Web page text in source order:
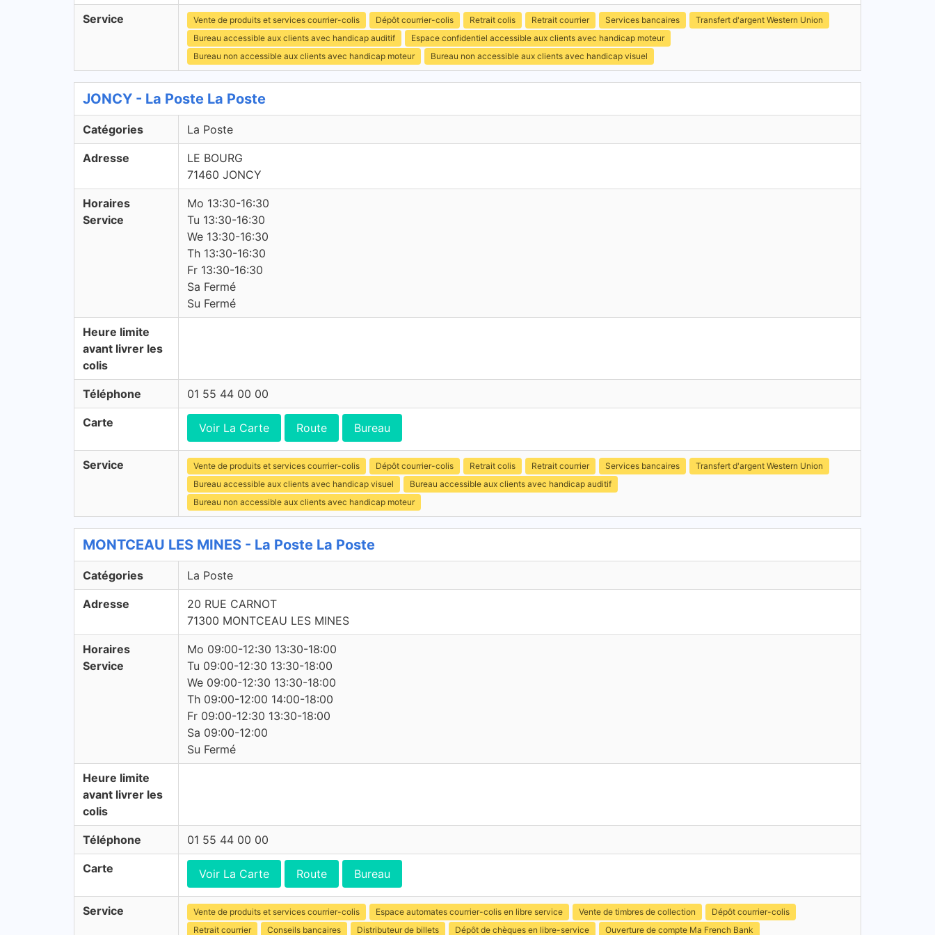
Service Vente de produits et services courrier-colis Dépôt courrier-colis Retrait colis Retrait courrier Services bancaires
Transfert d'argent Western Union
Bureau accessible aux clients avec handicap auditif
Espace confidentiel accessible aux clients avec handicap moteur
Bureau non accessible aux clients avec handicap moteur
Bureau non accessible aux clients avec handicap visuel
JONCY - La Poste La Poste
Catégories La Poste
Adresse
LE BOURG
71460 JONCY
Horaires
Service
Mo 13:30-16:30
Tu 13:30-16:30
We 13:30-16:30
Th 13:30-16:30
Fr 13:30-16:30
Sa Fermé
Su Fermé
Heure limite
avant livrer les
colis
Téléphone 01 55 44 00 00
Carte Voir La Carte Route Bureau
Service Vente de produits et services courrier-colis Dépôt courrier-colis Retrait colis Retrait courrier Services bancaires
Transfert d'argent Western Union
Bureau accessible aux clients avec handicap visuel
Bureau accessible aux clients avec handicap auditif
Bureau non accessible aux clients avec handicap moteur
MONTCEAU LES MINES - La Poste La Poste
Catégories La Poste
Adresse
20 RUE CARNOT
71300 MONTCEAU LES MINES
Horaires
Service
Mo 09:00-12:30 13:30-18:00
Tu 09:00-12:30 13:30-18:00
We 09:00-12:30 13:30-18:00
Th 09:00-12:00 14:00-18:00
Fr 09:00-12:30 13:30-18:00
Sa 09:00-12:00
Su Fermé
Heure limite
avant livrer les
colis
Téléphone 01 55 44 00 00
Carte Voir La Carte Route Bureau
Service Vente de produits et services courrier-colis Espace automates courrier-colis en libre service Vente de timbres de collection
Dépôt courrier-colis
Retrait courrier
Conseils bancaires Distributeur de billets Dépôt de chèques en libre-service Ouverture de compte Ma French Bank